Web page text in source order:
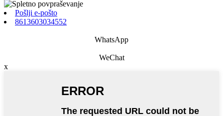
Pošlji e-pošto
8613603034552
WhatsApp
WeChat
x